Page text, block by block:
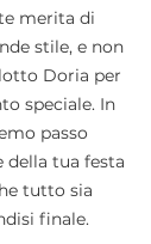
merita di
stile, e non
Doria per
speciale. In
passo
della tua festa
tutto sia
finale.